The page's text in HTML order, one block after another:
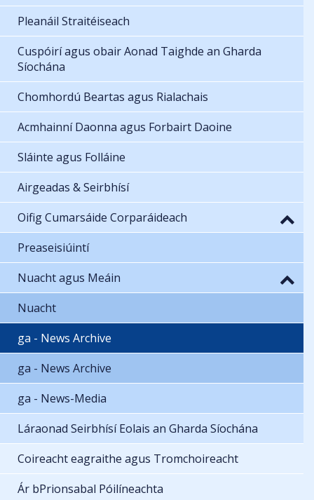
Pleanáil Straitéiseach
Cuspóirí agus obair Aonad Taighde an Gharda
Síochána
Chomhordú Beartas agus Rialachais
Acmhainní Daonna agus Forbairt Daoine
Sláinte agus Folláine
Airgeadas & Seirbhísí
Oifig Cumarsáide Corparáideach
Preaseisiúintí
Nuacht agus Meáin
Nuacht
ga - News Archive
ga - News Archive
ga - News-Media
Láraonad Seirbhísí Eolais an Gharda Síochána
Coireacht eagraithe agus Tromchoireacht
Ár bPrionsabal Póilíneachta